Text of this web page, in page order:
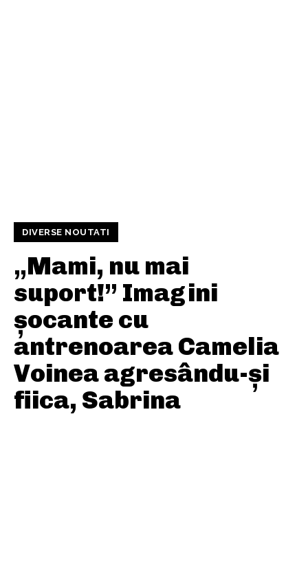
DIVERSE NOUTATI
„Mami, nu mai
suport!” Imagini
șocante cu
antrenoarea Camelia
Voinea agresându-și
fiica, Sabrina